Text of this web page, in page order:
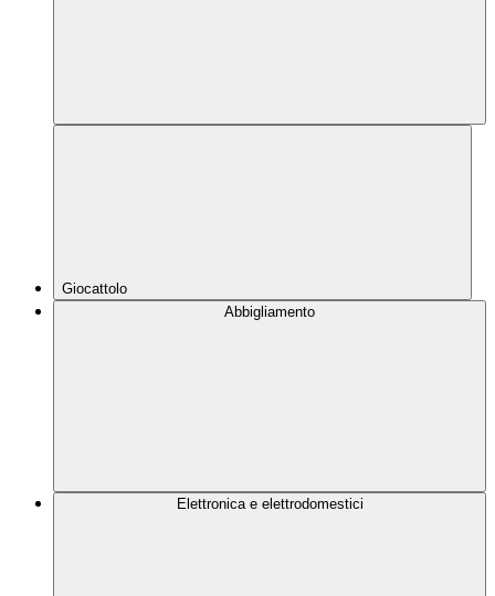
Giocattolo
Abbigliamento
Elettronica e elettrodomestici